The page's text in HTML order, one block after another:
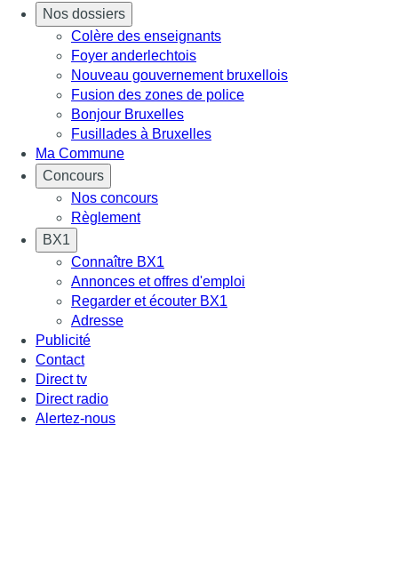
Nos dossiers
Colère des enseignants
Foyer anderlechtois
Nouveau gouvernement bruxellois
Fusion des zones de police
Bonjour Bruxelles
Fusillades à Bruxelles
Ma Commune
Concours
Nos concours
Règlement
BX1
Connaître BX1
Annonces et offres d'emploi
Regarder et écouter BX1
Adresse
Publicité
Contact
Direct tv
Direct radio
Alertez-nous